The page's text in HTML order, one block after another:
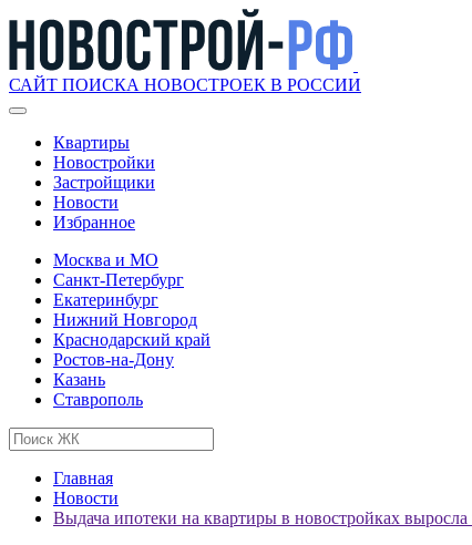
САЙТ ПОИСКА НОВОСТРОЕК В РОССИИ
Квартиры
Новостройки
Застройщики
Новости
Избранное
Москва и МО
Санкт-Петербург
Екатеринбург
Нижний Новгород
Краснодарский край
Ростов-на-Дону
Казань
Ставрополь
Главная
Новости
Выдача ипотеки на квартиры в новостройках выросла